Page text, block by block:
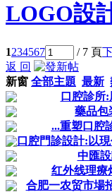
LOGO設
1234567 / 7 頁
返 回
新窗 全部主題 最新
口腔診所
藥品包
...重塑口腔
口腔門診設計:以
中匯
红外线理療
合肥一农贸市場